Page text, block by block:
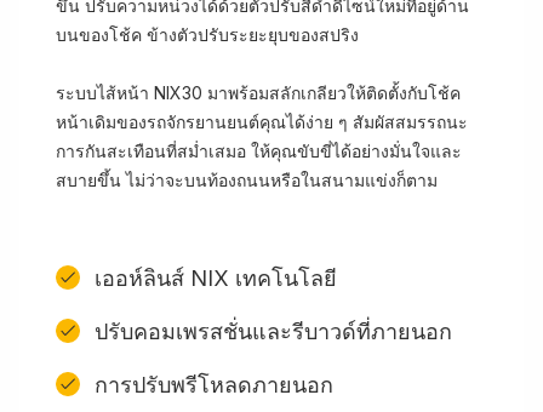
ขึ้น ปรับความหน่วงได้ด้วยตัวปรับสีดำดีไซน์ใหม่ที่อยู่ด้าน
บนของโช้ค ข้างตัวปรับระยะยุบของสปริง
ระบบไส้หน้า NIX30 มาพร้อมสลักเกลียวให้ติดตั้งกับโช้ค
หน้าเดิมของรถจักรยานยนต์คุณได้ง่าย ๆ สัมผัสสมรรถนะ
การกันสะเทือนที่สม่ำเสมอ ให้คุณขับขี่ได้อย่างมั่นใจและ
สบายขึ้น ไม่ว่าจะบนท้องถนนหรือในสนามแข่งก็ตาม
เออห์ลินส์ NIX เทคโนโลยี
ปรับคอมเพรสชั่นและรีบาวด์ที่ภายนอก
การปรับพรีโหลดภายนอก